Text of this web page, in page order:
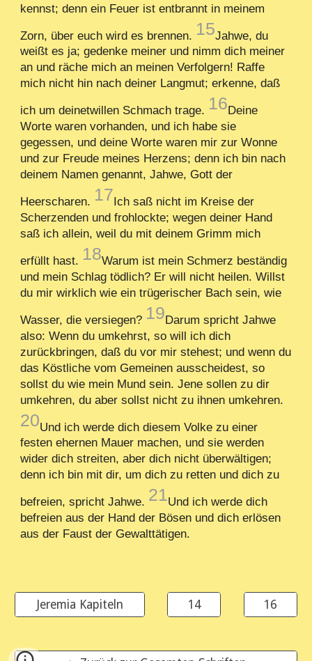
kennst; denn ein Feuer ist entbrannt in meinem
Zorn, über euch wird es brennen. 15Jahwe, du
weißt es ja; gedenke meiner und nimm dich meiner
an und räche mich an meinen Verfolgern! Raffe
mich nicht hin nach deiner Langmut; erkenne, daß
ich um deinetwillen Schmach trage. 16Deine
Worte waren vorhanden, und ich habe sie
gegessen, und deine Worte waren mir zur Wonne
und zur Freude meines Herzens; denn ich bin nach
deinem Namen genannt, Jahwe, Gott der
Heerscharen. 17Ich saß nicht im Kreise der
Scherzenden und frohlockte; wegen deiner Hand
saß ich allein, weil du mit deinem Grimm mich
erfüllt hast. 18Warum ist mein Schmerz beständig
und mein Schlag tödlich? Er will nicht heilen. Willst
du mir wirklich wie ein trügerischer Bach sein, wie
Wasser, die versiegen? 19Darum spricht Jahwe
also: Wenn du umkehrst, so will ich dich
zurückbringen, daß du vor mir stehest; und wenn du
das Köstliche vom Gemeinen ausscheidest, so
sollst du wie mein Mund sein. Jene sollen zu dir
umkehren, du aber sollst nicht zu ihnen umkehren.
20Und ich werde dich diesem Volke zu einer
festen ehernen Mauer machen, und sie werden
wider dich streiten, aber dich nicht überwältigen;
denn ich bin mit dir, um dich zu retten und dich zu
befreien, spricht Jahwe. 21Und ich werde dich
befreien aus der Hand der Bösen und dich erlösen
aus der Faust der Gewalttätigen.
Jeremia Kapiteln 14 16